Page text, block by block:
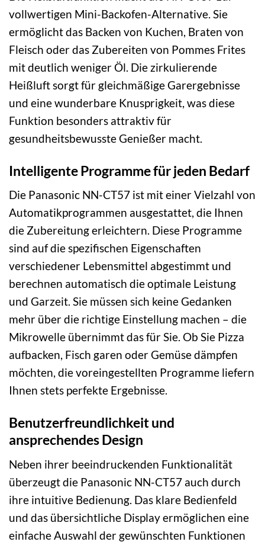
vollwertigen Mini-Backofen-Alternative. Sie
ermöglicht das Backen von Kuchen, Braten von
Fleisch oder das Zubereiten von Pommes Frites
mit deutlich weniger Öl. Die zirkulierende
Heißluft sorgt für gleichmäßige Garergebnisse
und eine wunderbare Knusprigkeit, was diese
Funktion besonders attraktiv für
gesundheitsbewusste Genießer macht.
Intelligente Programme für jeden Bedarf
Die Panasonic NN-CT57 ist mit einer Vielzahl von
Automatikprogrammen ausgestattet, die Ihnen
die Zubereitung erleichtern. Diese Programme
sind auf die spezifischen Eigenschaften
verschiedener Lebensmittel abgestimmt und
berechnen automatisch die optimale Leistung
und Garzeit. Sie müssen sich keine Gedanken
mehr über die richtige Einstellung machen – die
Mikrowelle übernimmt das für Sie. Ob Sie Pizza
aufbacken, Fisch garen oder Gemüse dämpfen
möchten, die voreingestellten Programme liefern
Ihnen stets perfekte Ergebnisse.
Benutzerfreundlichkeit und
ansprechendes Design
Neben ihrer beeindruckenden Funktionalität
überzeugt die Panasonic NN-CT57 auch durch
ihre intuitive Bedienung. Das klare Bedienfeld
und das übersichtliche Display ermöglichen eine
einfache Auswahl der gewünschten Funktionen